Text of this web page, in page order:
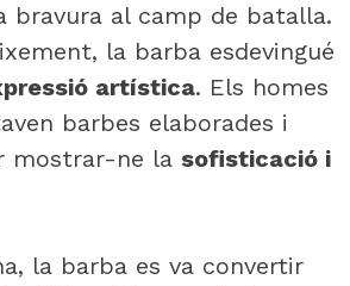
bravura al camp de batalla.
la barba esdevingué
artística. Els homes
barbes elaborades i
mostrar-ne la sofisticació i
la barba es va convertir